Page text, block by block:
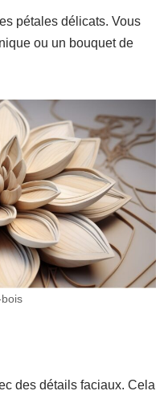
pétales délicats. Vous
ou un bouquet de
des détails faciaux. Cela